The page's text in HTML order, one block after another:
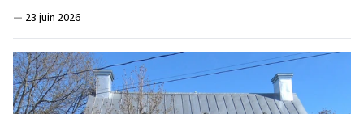
— 23 juin 2026